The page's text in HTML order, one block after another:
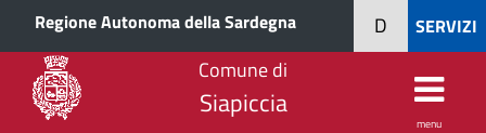
Regione Autonoma della Sardegna SERVIZI
D
Comune di
Siapiccia
menu